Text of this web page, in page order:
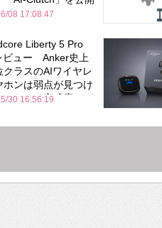
08 17:08:47
Liberty 5 Pro
ビュー Anker史上
クラスのAIワイヤレ
ホンは弱点が見つけ
くらいの完成度にび
み
30 16:56:19